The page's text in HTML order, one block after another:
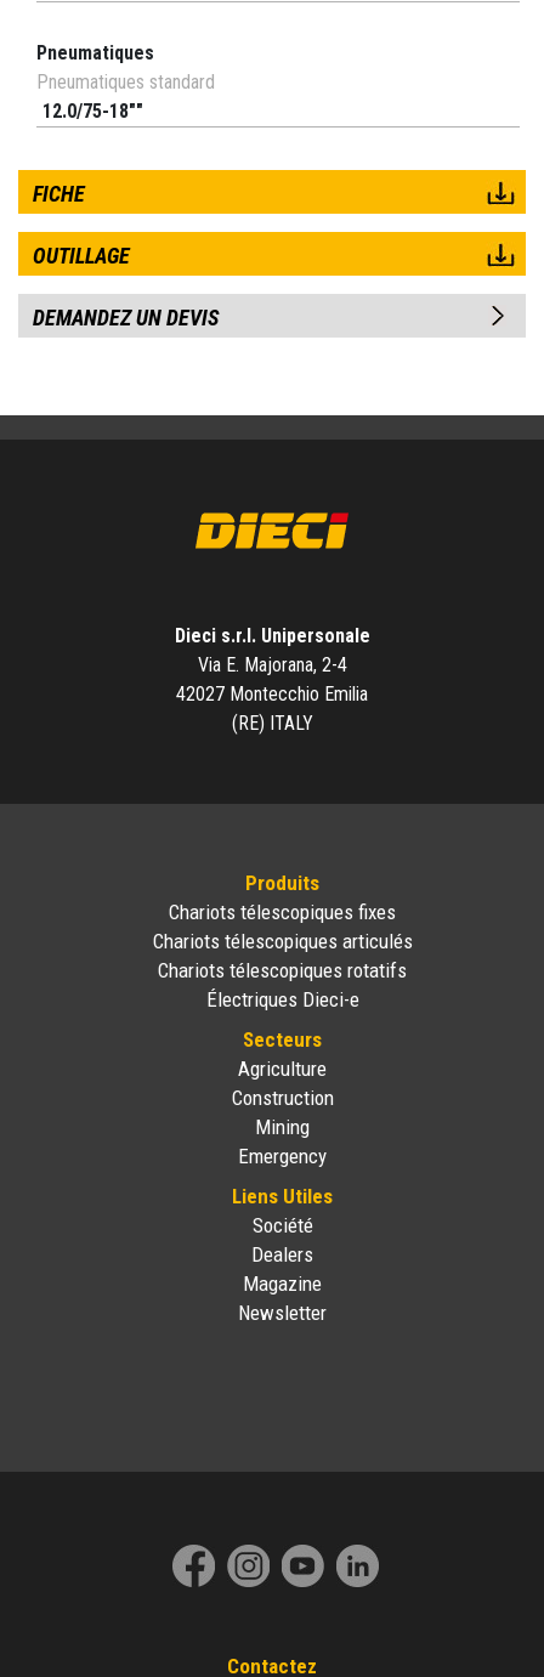
Pneumatiques
Pneumatiques standard
12.0/75-18""
FICHE
OUTILLAGE
DEMANDEZ UN DEVIS
Dieci s.r.l. Unipersonale
Via E. Majorana, 2-4
42027 Montecchio Emilia
(RE) ITALY
Produits
Chariots télescopiques fixes
Chariots télescopiques articulés
Chariots télescopiques rotatifs
Électriques Dieci-e
Secteurs
Agriculture
Construction
Mining
Emergency
Liens Utiles
Société
Dealers
Magazine
Newsletter
Contactez